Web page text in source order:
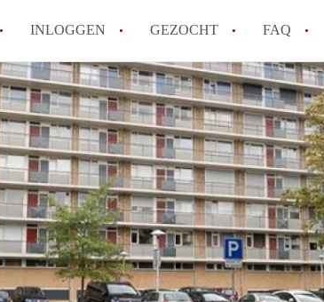
INLOGGEN GEZOCHT FAQ
How to translate AppartementenUtrecht!
Wat is AppartementenUtrecht?
Wat is de privacyverklaring van
Berekent AppartementenUtrecht
makelaarsvergoeding/
Is AppartementenUtrecht verantwoordelijk
Appartement / Appartementen in Utrecht?
Alle veelgestelde vragen